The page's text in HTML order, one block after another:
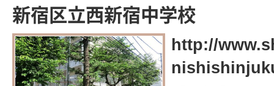
新宿区立西新宿中学校
http://